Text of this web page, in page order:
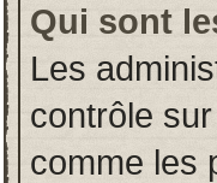
Qui sont
Les
contrôle
comme les